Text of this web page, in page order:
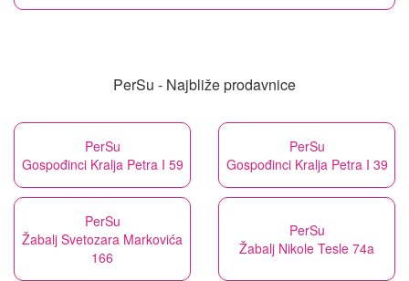
PerSu - Najbliže prodavnice
PerSu
Gospođinci Kralja Petra I 59
PerSu
Gospođinci Kralja Petra I 39
PerSu
Žabalj Svetozara Markovića
166
PerSu
Žabalj Nikole Tesle 74a